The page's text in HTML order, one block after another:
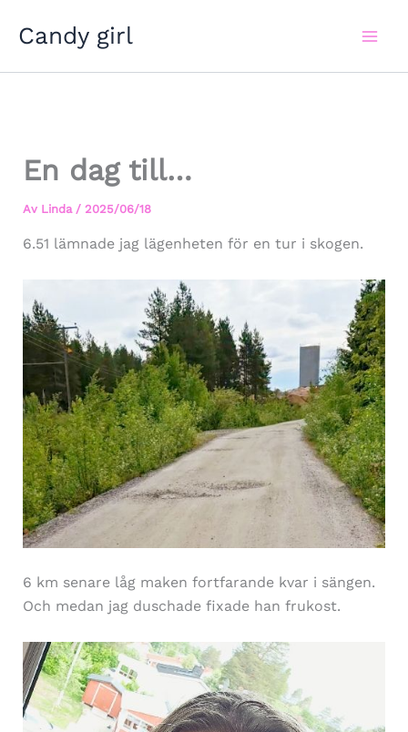
Candy girl
En dag till…
Av Linda / 2025/06/18
6.51 lämnade jag lägenheten för en tur i skogen.
6 km senare låg maken fortfarande kvar i sängen.
Och medan jag duschade fixade han frukost.